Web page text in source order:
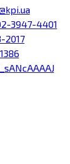
3947-4401
2017